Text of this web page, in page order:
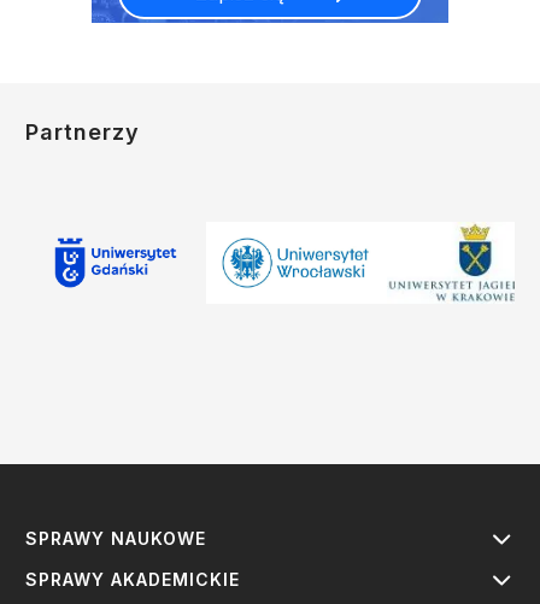
Partnerzy
SPRAWY NAUKOWE
SPRAWY AKADEMICKIE